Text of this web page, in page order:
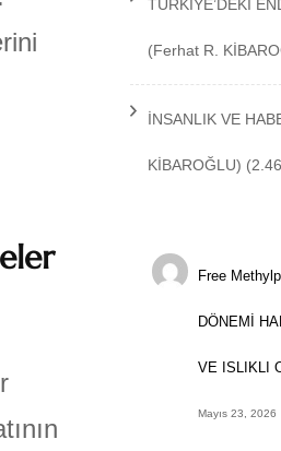
TÜRKİYE’DEKİ
(Ferhat R.
İNSANLIK VE
KİBAROĞLU)
Free
DÖNEMİ
VE ISLIKLI
Mayıs 23, 2026